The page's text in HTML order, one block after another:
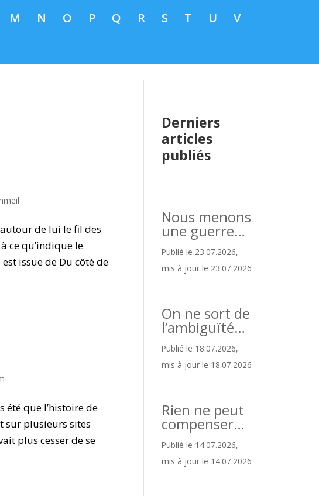
M N O P Q R S T U
V
de lui le fil des
ce qu’indique le
issue de Du côté de
été que l’histoire de
sur plusieurs sites
plus cesser de se
Derniers
articles
publiés
Nous menons
une guerre…
Publié le 23.07.2026,
mis à jour le 23.07.2026
On ne sort de
l’ambiguïté…
Publié le 18.07.2026,
mis à jour le 18.07.2026
Rien ne peut
compenser…
Publié le 14.07.2026,
mis à jour le 14.07.2026